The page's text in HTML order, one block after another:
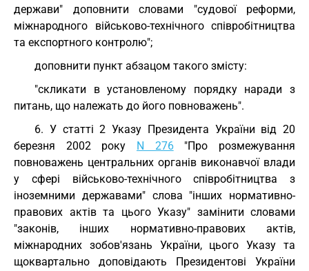
держави" доповнити словами "судової реформи,
міжнародного військово-технічного співробітництва
та експортного контролю";
доповнити пункт абзацом такого змісту:
"скликати в установленому порядку наради з
питань, що належать до його повноважень".
6. У статті 2 Указу Президента України від 20
березня 2002 року N 276"Про розмежування
повноважень центральних органів виконавчої влади
у сфері військово-технічного співробітництва з
іноземними державами" слова "інших нормативно-
правових актів та цього Указу" замінити словами
"законів, інших нормативно-правових актів,
міжнародних зобов'язань України, цього Указу та
щоквартально доповідають Президентові України